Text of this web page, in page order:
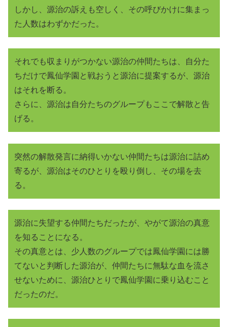
しかし、源治の訴えも空しく、その呼びかけに集まっ
た人数はわずかだった。
それでも収まりがつかない源治の仲間たちは、自分た
ちだけで鳳仙学園と戦おうと源治に提案するが、源治
はそれを断る。
さらに、源治は自分たちのグループもここで解散と告
げる。
突然の解散発言に納得いかない仲間たちは源治に詰め
寄るが、源治はそのひとりを殴り倒し、その場を去
る。
源治に失望する仲間たちだったが、やがて源治の真意
を知ることになる。
その真意とは、少人数のグループでは鳳仙学園には勝
てないと判断した源治が、仲間たちに無駄な血を流さ
せないために、源治ひとりで鳳仙学園に乗り込むこと
だったのだ。